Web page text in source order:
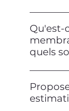
Nous
services
les
sommes
Qu'est-
quels
Une
est un
partir